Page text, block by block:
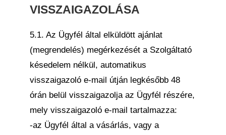
VISSZAIGAZOLÁSA
5.1. Az Ügyfél által elküldött ajánlat
(megrendelés) megérkezését a Szolgáltató
késedelem nélkül, automatikus
visszaigazoló e-mail útján legkésőbb 48
órán belül visszaigazolja az Ügyfél részére,
mely visszaigazoló e-mail tartalmazza:
-az Ügyfél által a vásárlás, vagy a